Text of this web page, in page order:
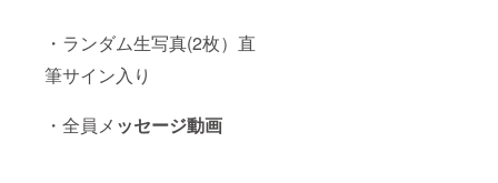
・ランダム生写真(2枚）直
筆サイン入り
・全員メ ッセージ動画